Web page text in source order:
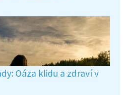
Oáza klidu a zdraví v